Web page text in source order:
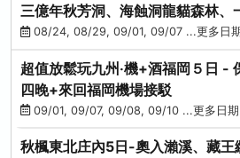
三億年秋芳洞、海蝕洞龍貓森林、
見浦08/24, 08/29, 09/01, 09/07 ...更多日
超值放鬆玩九州‧機+酒福岡５日 -
四晚+來回福岡機場接駁
09/01, 09/07, 09/08, 09/10 ...更多日期
秋楓東北庄內5日-奧入瀨溪、藏王